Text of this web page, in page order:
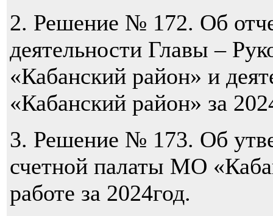
2. Решение № 172. Об
деятельности Главы –
«Кабанский район» и
«Кабанский район» за
3. Решение № 173. Об
счетной палаты МО
работе за 2024год.